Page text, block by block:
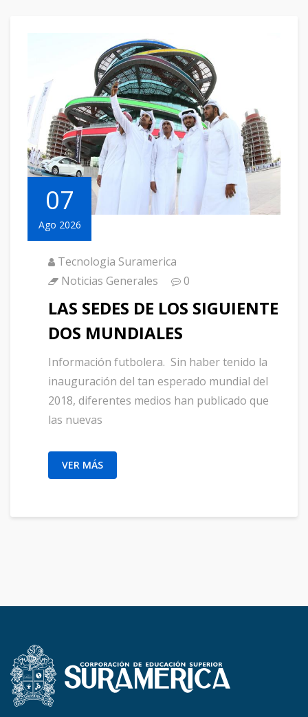
07
Ago 2026
Tecnologia Suramerica
Noticias Generales
0
LAS SEDES DE LOS SIGUIENTE
DOS MUNDIALES
Información futbolera. Sin haber tenido la
inauguración del tan esperado mundial del
2018, diferentes medios han publicado que
las nuevas
VER MÁS